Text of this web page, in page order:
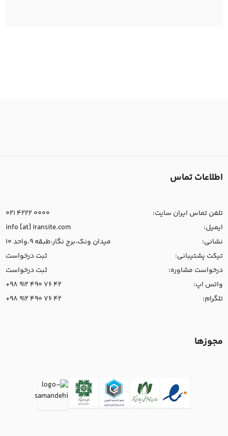
اطلاعات تماس
تلفن تماس ایران سایت:
021 4222 0000
ایمیل:
info [at] iransite.com
نشانی:
میدان ونک،برج نگار،طبقه 9،واحد 10
تیکت پشتیبانی:
ثبت درخواست
درخواست مشاوره:
ثبت درخواست
واتس اپ:
+98 912 490 76 42
تلگرام:
+98 912 490 76 42
مجوزها